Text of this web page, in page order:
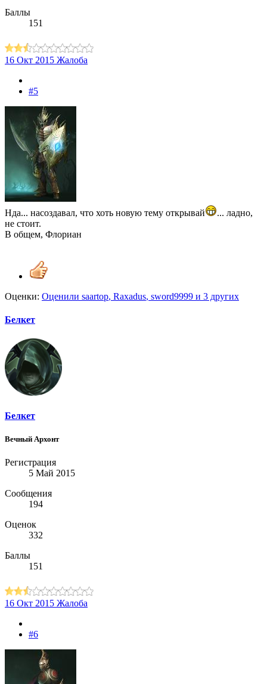
Баллы
151
16 Окт 2015 Жалоба
#5
Нда... насоздавал, что хоть новую тему открывай
... ладно,
не стоит.
В общем, Флориан
Оценки: Оценили saartop, Raxadus, sword9999 и 3 других
Белкет
Белкет
Вечный Архонт
Регистрация
5 Май 2015
Сообщения
194
Оценок
332
Баллы
151
16 Окт 2015 Жалоба
#6